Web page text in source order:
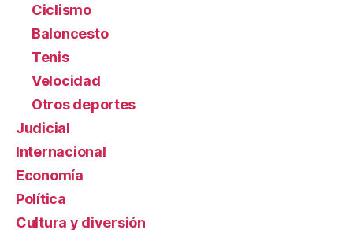
Ciclismo
Baloncesto
Tenis
Velocidad
Otros deportes
Judicial
Internacional
Economía
Política
Cultura y diversión